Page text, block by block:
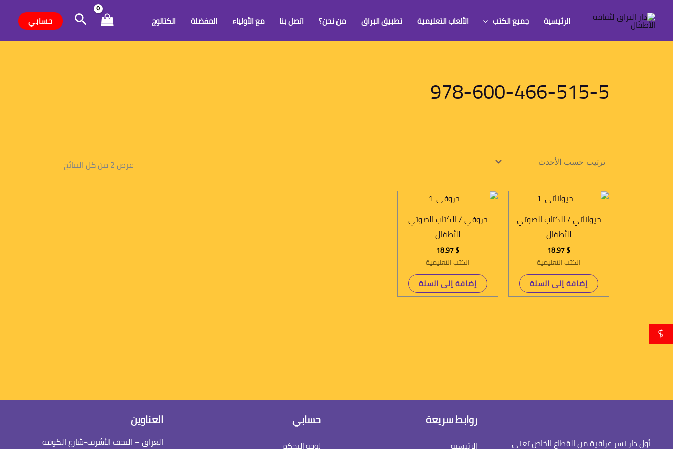
الرئيسية جميع الكتب الألعاب التعليمية تطبيق البراق من نحن؟ اتصل بنا مع الأولياء المفضلة الكتالوج البحث حسابي
978-600-466-515-5
عرض ⁦2⁩ من كل النتائج
الفرز
حسب
الأحدث
حيواناتي / الكتاب الصوتي
للأطفال
$
الكتب التعليمية
إضافة إلى السلة
حروفي / الكتاب الصوتي
للأطفال
$
الكتب التعليمية
إضافة إلى السلة
أول دار نشر عراقية من القطاع الخاص تعنى
روابط سريعة
الرئيسية
حسابي
لوحة التحكم
العناوين
العراق – النجف الأشرف-شارع الكوفة
$